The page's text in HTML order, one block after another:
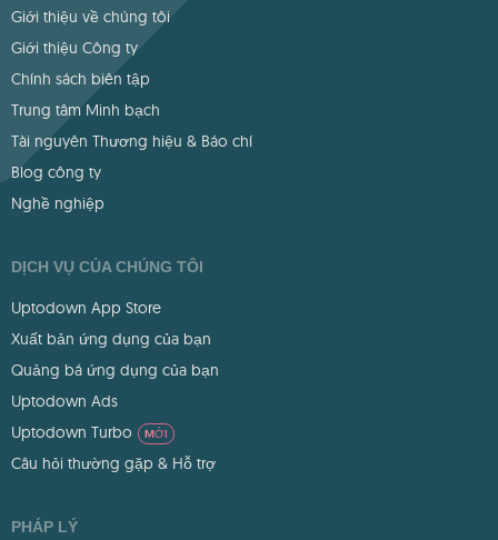
Giới thiệu về chúng tôi
Giới thiệu Công ty
Chính sách biên tập
Trung tâm Minh bạch
Tài nguyên Thương hiệu & Báo chí
Blog công ty
Nghề nghiệp
DỊCH VỤ CỦA CHÚNG TÔI
Uptodown App Store
Xuất bản ứng dụng của bạn
Quảng bá ứng dụng của bạn
Uptodown Ads
Uptodown Turbo
MỚI
Câu hỏi thường gặp & Hỗ trợ
PHÁP LÝ